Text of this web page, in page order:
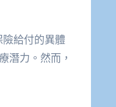
給付的異體
潛力。然而，